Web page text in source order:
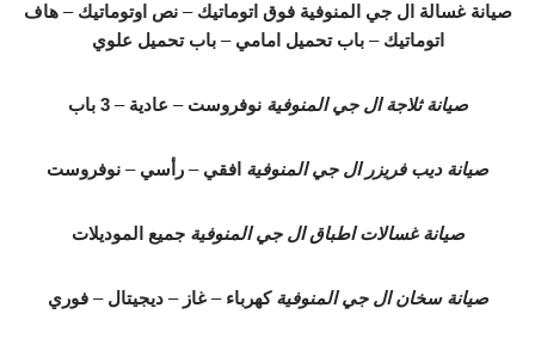
صيانة غسالة ال جي المنوفية فوق اتوماتيك –نص اوتوماتيك –هاف
اتوماتيك –باب تحميل امامي –باب تحميل علوي
صيانة ثلاجة ال جي المنوفية نوفروست – عادية –3 باب
صيانة ديب فريزر ال جي المنوفية افقي – رأسي – نوفروست
صيانة غسالات اطباق ال جي المنوفية جميع الموديلات
صيانة سخان ال جي المنوفية كهرباء –غاز –ديجيتال –فوري